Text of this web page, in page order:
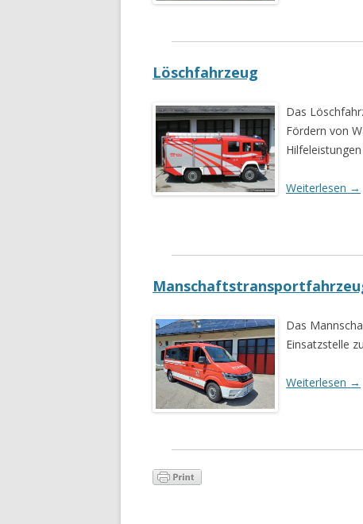
Löschfahrzeug
Das
Fördern von
Weiterlesen →
Das
Einsatzstelle
Weiterlesen →